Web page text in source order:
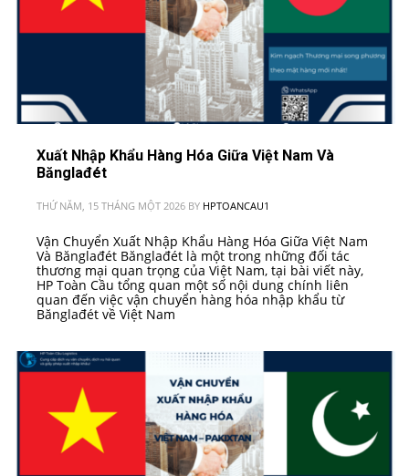
Xuất Nhập Khẩu Hàng Hóa Giữa Việt Nam Và
Bănglađét
THỨ NĂM, 15 THÁNG MỘT 2026 BY HPTOANCAU1
Vận Chuyển Xuất Nhập Khẩu Hàng Hóa Giữa Việt Nam
Và Bănglađét Bănglađét là một trong những đối tác
thương mại quan trọng của Việt Nam, tại bài viết này,
HP Toàn Cầu tổng quan một số nội dung chính liên
quan đến việc vận chuyển hàng hóa nhập khẩu từ
Bănglađét về Việt Nam
PUBLISHED IN VIỆT NAM - BANGLADESH